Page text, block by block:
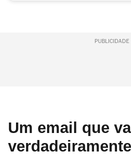
PUBLICIDADE
Um email que
verdadeiramente